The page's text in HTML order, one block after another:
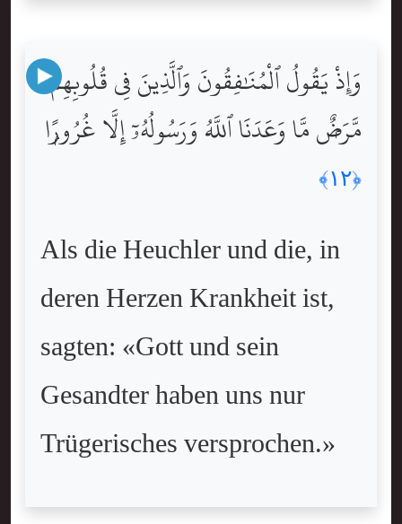
وَإِذْ يَقُولُ ٱلْمُنَٰفِقُونَ وَٱلَّذِينَ فِى قُلُوبِهِم
مَّرَضٌۭ مَّا وَعَدَنَا ٱللَّهُ وَرَسُولُهُۥٓ إِلَّا غُرُورًۭا
﴿١٢﴾
Als die Heuchler und die, in
deren Herzen Krankheit ist,
sagten: «Gott und sein
Gesandter haben uns nur
Trügerisches versprochen.»